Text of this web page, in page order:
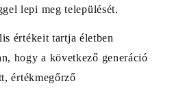
lepi meg települését.
értékeit tartja életben
hogy a következő generáció
értékmegőrző